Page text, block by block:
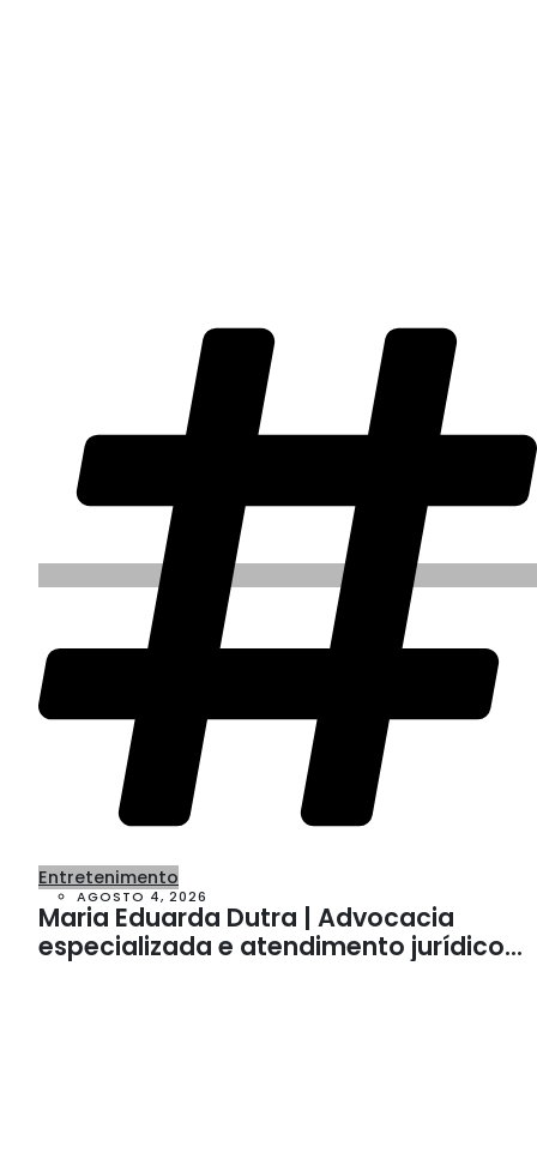
Entretenimento
AGOSTO 4, 2026
Maria Eduarda Dutra | Advocacia
especializada e atendimento jurídico